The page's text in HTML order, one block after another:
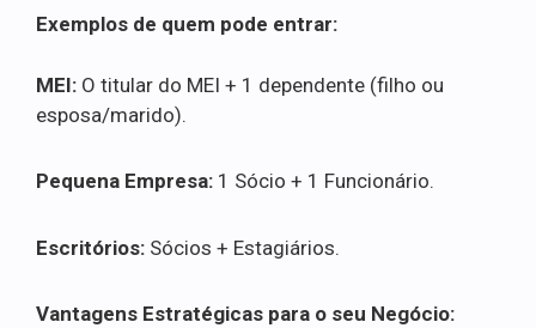
Exemplos de quem pode entrar:
MEI: O titular do MEI + 1 dependente (filho ou
esposa/marido).
Pequena Empresa: 1 Sócio + 1 Funcionário.
Escritórios: Sócios + Estagiários.
Vantagens Estratégicas para o seu Negócio: